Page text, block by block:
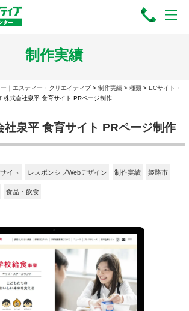
制作実績
｜エスティー・クリエイティブ> 制作実績> 種類> ECサイト・
株式会社泉平 食育サイト PRページ制作
社泉平 食育サイト PRページ制作
イト レスポンシブWebデザイン 制作実績 姫路市
食品・飲食